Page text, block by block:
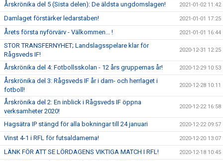
Årskrönika del 5 (Sista delen): De äldsta ungdomslagen! 2021-01-02 11:42
Damlaget förstärker ledarstaben! 2021-01-01 17:25
Årets första nyförvärv - Välkommen... ! 2021-01-01 16:44
STOR TRANSFERNYHET; Landslagsspelare klar för
Rågsveds IF!
2020-12-31 12:25
Årskrönika del 4: Fotbollsskolan - 12 års gruppernas år! 2020-12-29 10:53
Årskrönika del 3: Rågsveds IF år i dam- och herrlaget i
fotboll!
2020-12-28 10:11
Årskrönika del 2: En inblick i Rågsveds IF öppna
verksamheter 2020!
2020-12-22 16:58
Hagsätra IP stängd för alla bokningar till 24 januari 2020-12-22 09:57
Vinst 4-1 i RFL för futsaldamerna! 2020-12-20 13:07
LÄNK FÖR ATT SE LÖRDAGENS VIKTIGA MATCH I RFL! 2020-12-18 10:45